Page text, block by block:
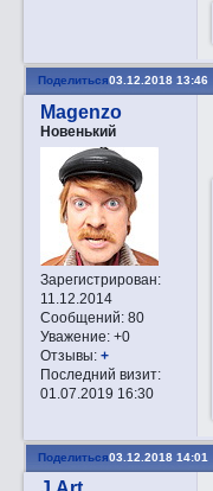
Поделиться03.12.2018 13:46
Magenzo
Новенький
Зарегистрирован:
11.12.2014
Сообщений:80
Уважение: +0
Отзывы: +
Последний визит:
01.07.2019 16:30
Поделиться03.12.2018 14:01